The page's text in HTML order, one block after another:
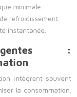
minimale.
refroidissement.
instantanée.
:
intègrent souvent
la consommation.